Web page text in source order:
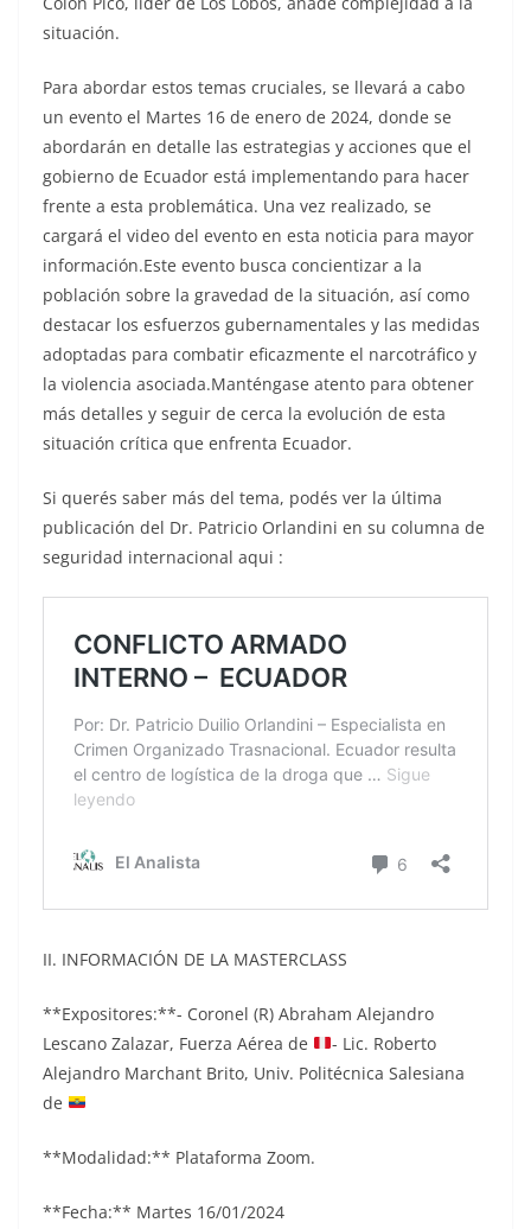
situación.
Para abordar estos temas cruciales, se llevará a cabo
un evento el Martes 16 de enero de 2024, donde se
abordarán en detalle las estrategias y acciones que el
gobierno de Ecuador está implementando para hacer
frente a esta problemática. Una vez realizado, se
cargará el video del evento en esta noticia para mayor
información.Este evento busca concientizar a la
población sobre la gravedad de la situación, así como
destacar los esfuerzos gubernamentales y las medidas
adoptadas para combatir eficazmente el narcotráfico y
la violencia asociada.Manténgase atento para obtener
más detalles y seguir de cerca la evolución de esta
situación crítica que enfrenta Ecuador.
Si querés saber más del tema, podés ver la última
publicación del Dr. Patricio Orlandini en su columna de
seguridad internacional aqui :
II. INFORMACIÓN DE LA MASTERCLASS
**Expositores:**- Coronel (R) Abraham Alejandro
Lescano Zalazar, Fuerza Aérea de
- Lic. Roberto
Alejandro Marchant Brito, Univ. Politécnica Salesiana
de
**Modalidad:** Plataforma Zoom.
**Fecha:** Martes 16/01/2024